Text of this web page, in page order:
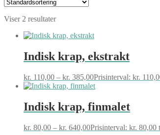
Viser 2 resultater
Indisk krap, ekstrakt
kr. 110,00 – kr. 385,00Prisinterval: kr.
Indisk krap, finmalet
kr. 80,00 – kr. 640,00Prisinterval: kr. 80,00